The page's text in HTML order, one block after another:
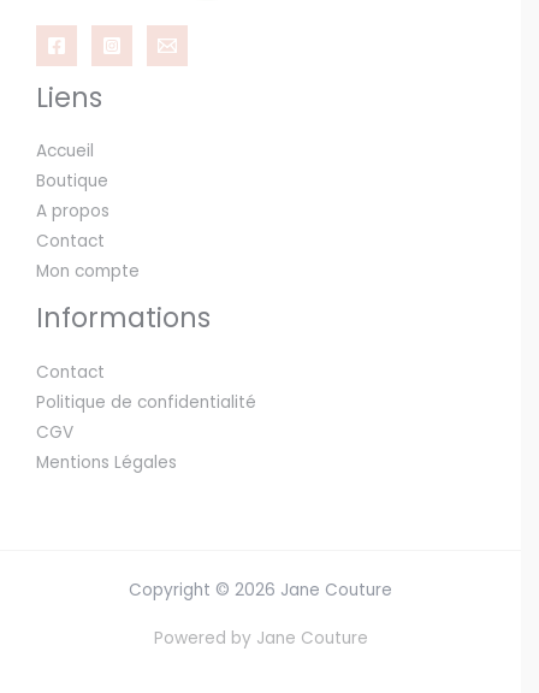
Liens
Accueil
Boutique
A propos
Contact
Mon compte
Informations
Contact
Politique de confidentialité
CGV
Mentions Légales
Copyright © 2026 Jane Couture
Powered by Jane Couture